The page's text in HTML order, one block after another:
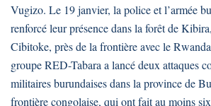
Vugizo. Le 19 janvier, la police et l’armée
renforcé leur présence dans la forêt de
Cibitoke, près de la frontière avec le
groupe RED-Tabara a lancé deux attaques
militaires burundaises dans la province de
frontière congolaise, qui ont fait au moins